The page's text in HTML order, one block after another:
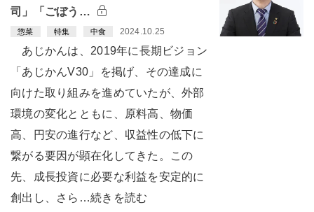
司」「ごぼう…
惣菜 特集 中食 2024.10.25
あじかんは、2019年に長期ビジョン
「あじかんV30」を掲げ、その達成に
向けた取り組みを進めていたが、外部
環境の変化とともに、原料高、物価
高、円安の進行など、収益性の低下に
繋がる要因が顕在化してきた。この
先、成長投資に必要な利益を安定的に
創出し、さら…続きを読む